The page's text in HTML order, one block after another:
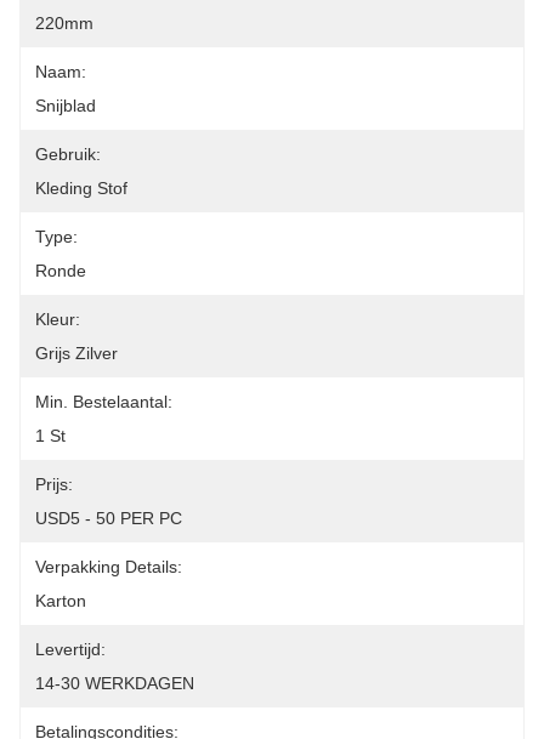
220mm
Naam:
Snijblad
Gebruik:
Kleding Stof
Type:
Ronde
Kleur:
Grijs Zilver
Min. Bestelaantal:
1 St
Prijs:
USD5 - 50 PER PC
Verpakking Details:
Karton
Levertijd:
14-30 WERKDAGEN
Betalingscondities: